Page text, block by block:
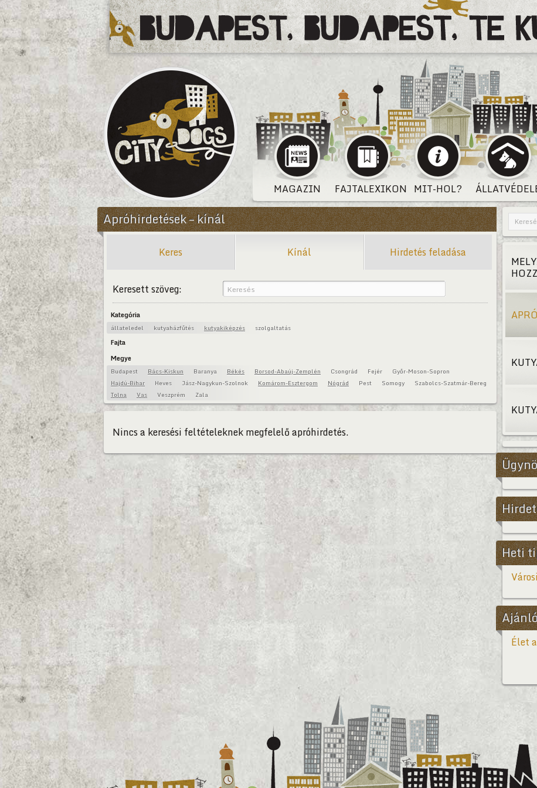
CityDogs
MAGAZIN FAJTALEXIKON MIT-HOL?
Apróhirdetések – kínál
Keres Kínál Hirdetés feladása
Keresett szöveg:
Kategória
állateledel kutyaházfűtés kutyakiképzés szolgaltatás
Fajta
Megye
Budapest Bács-Kiskun Baranya Békés Borsod-Abaúj-Zemplén Csongrád Fejér
Győr-Moson-Sopron
Hajdú-Bihar
Heves Jász-Nagykun-Szolnok Komárom-Esztergom Nógrád Pest Somogy
Szabolcs-Szatmár-Bereg
Tolna
Vas Veszprém Zala
Nincs a keresési feltételeknek megfelelő apróhirdetés.
APRÓ
Heti
Élet